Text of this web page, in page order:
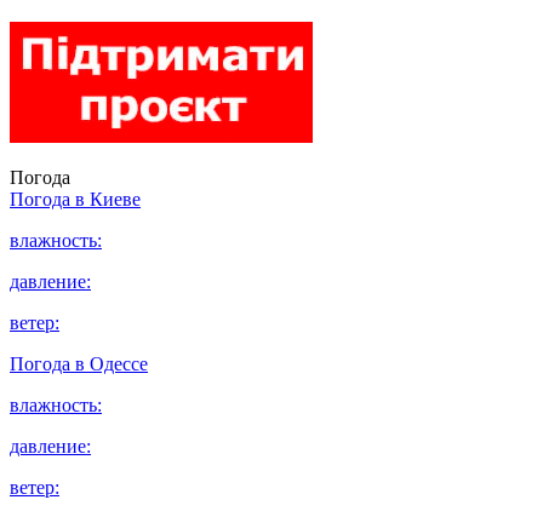
Погода
Погода в Киеве
влажность:
давление:
ветер:
Погода в Одессе
влажность:
давление:
ветер: